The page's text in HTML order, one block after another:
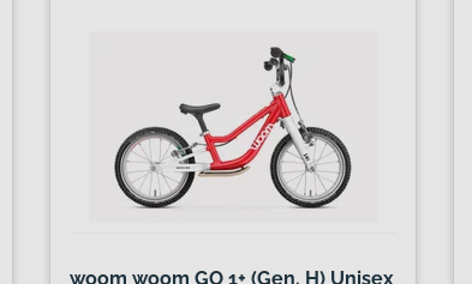
woom woom GO 1+ (Gen. H) Unisex